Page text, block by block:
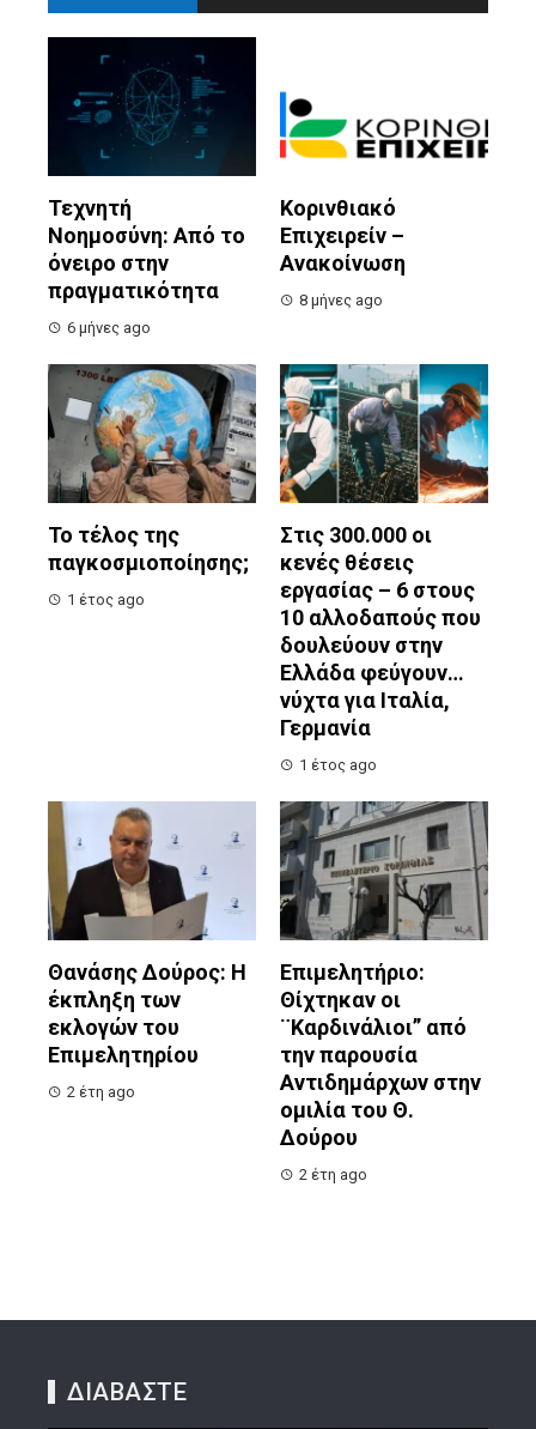
Τεχνητή
Νοημοσύνη: Από το
όνειρο στην
πραγματικότητα
6 μήνες ago
Κορινθιακό
Επιχειρείν –
Ανακοίνωση
8 μήνες ago
Το τέλος της
παγκοσμιοποίησης;
1 έτος ago
Στις 300.000 οι
κενές θέσεις
εργασίας – 6 στους
10 αλλοδαπούς που
δουλεύουν στην
Ελλάδα φεύγουν…
νύχτα για Ιταλία,
Γερμανία
1 έτος ago
Θανάσης Δούρος: Η
έκπληξη των
εκλογών του
Επιμελητηρίου
2 έτη ago
Επιμελητήριο:
Θίχτηκαν οι
¨Καρδινάλιοι” από
την παρουσία
Αντιδημάρχων στην
ομιλία του Θ.
Δούρου
2 έτη ago
ΔΙΑΒΑΣΤΕ